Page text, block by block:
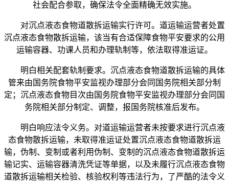
社会配合参取，确保法令全面精确无效实施。
对沉点液态食物道散拆运输实行许可。道运输运营者处置
沉点液态食物散拆运输，该当有合适保障食物平安要求的公用
运输容器、功课人员和办理轨制等，依法取得准运证。
明白相关配套轨制要求。沉点液态食物道散拆运输的具体
管来由国务院食物平安监视办理部分会同国务院相关部分制
定；沉点液态食物目次由国务院食物平安监视办理部分会同国
务院相关部分制定、调整，报国务院核准后发布。
明白响应法令义务。对道运输运营者未按要求进行沉点液
态食物散拆运输，未取得准运证处置沉点液态食物道散拆运
输，伪制、变制或者利用伪制、变制的沉点液态食物道散拆运
输记实、运输容器清洗凭证等单据，以及未履行沉点液态食物
道散拆运输相关检验、核验权利等违法行为，了严酷的法令义